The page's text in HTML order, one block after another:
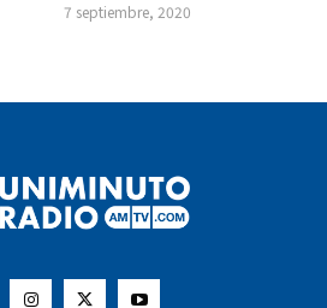
7 septiembre, 2020